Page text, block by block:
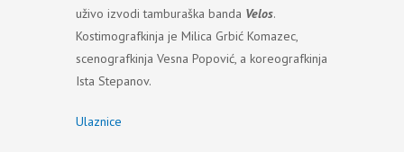
uživo izvodi tamburaška banda Velos.
Kostimografkinja je Milica Grbić Komazec,
scenografkinja Vesna Popović, a koreografkinja
Ista Stepanov.
Ulaznice